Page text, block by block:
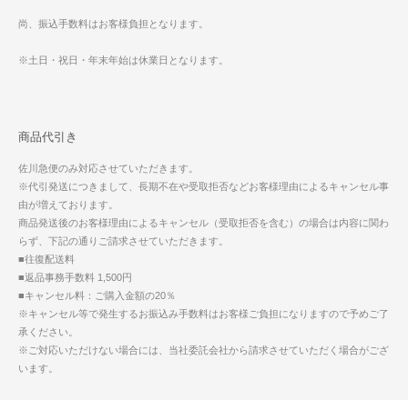
尚、振込手数料はお客様負担となります。
※土日・祝日・年末年始は休業日となります。
商品代引き
佐川急便のみ対応させていただきます。
※代引発送につきまして、長期不在や受取拒否などお客様理由によるキャンセル事
由が増えております。
商品発送後のお客様理由によるキャンセル（受取拒否を含む）の場合は内容に関わ
らず、下記の通りご請求させていただきます。
■往復配送料
■返品事務手数料 1,500円
■キャンセル料：ご購入金額の20％
※キャンセル等で発生するお振込み手数料はお客様ご負担になりますので予めご了
承ください。
※ご対応いただけない場合には、当社委託会社から請求させていただく場合がござ
います。